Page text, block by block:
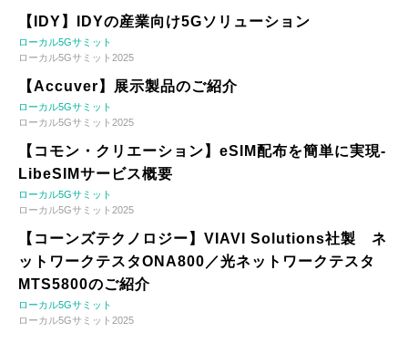
【IDY】IDYの産業向け5Gソリューション
ローカル5Gサミット
ローカル5Gサミット2025
【Accuver】展示製品のご紹介
ローカル5Gサミット
ローカル5Gサミット2025
【コモン・クリエーション】eSIM配布を簡単に実現-
LibeSIMサービス概要
ローカル5Gサミット
ローカル5Gサミット2025
【コーンズテクノロジー】VIAVI Solutions社製 ネ
ットワークテスタONA800／光ネットワークテスタ
MTS5800のご紹介
ローカル5Gサミット
ローカル5Gサミット2025